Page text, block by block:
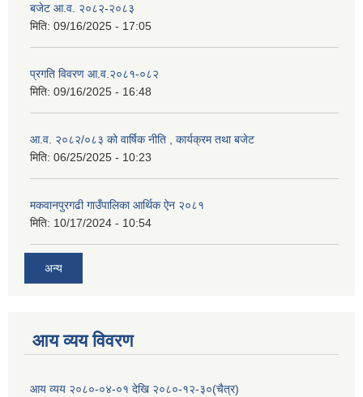
बजेट आ.व. २०८२-२०८३
मिति: 09/16/2025 - 17:05
प्रगति विवरण आ.व.२०८१-०८२
मिति: 09/16/2025 - 16:48
आ.व. २०८२/०८३ को वार्षिक नीति , कार्यक्रम तथा बजेट
मिति: 06/25/2025 - 10:23
मकवानपुरगढी गाउँपालिका आर्थिक ‌‌‌ऐन २०८१
मिति: 10/17/2024 - 10:54
अन्य
आय व्यय विवरण
आय व्यय २०८०-०४-०१ देखि २०८०-१२-३०(चैत्र)